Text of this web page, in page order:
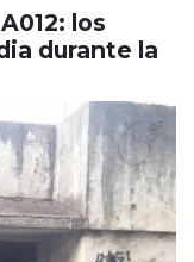
los
durante la